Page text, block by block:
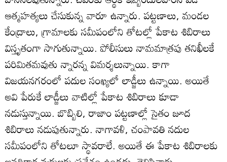
ఆత్మహత్యలు చేసుకున్న వారూ ఉన్నారు. పట్టణాలు, మండల
కేంద్రాలు, గ్రామాలకు సమీపంలోని తోటల్లో పేకాట శిబిరాలు
విస్తృతంగా సాగుతున్నాయి. పోలీసులు నామమాత్రపు తనిఖీలకే
పరిమితమవుతు న్నారన్న విమర్శలున్నాయి. కాగా
విజయనగరంలో పదుల సంఖ్యలో లాడ్జీలు ఉన్నాయి. అయితే
అవి పేరుకే లాడ్జీలు వాటిల్లో పేకాట శిబిరాలు కూడా
నడుస్తున్నాయి. బొబ్బిలి, రాజాం పట్టణాల్లో సైతం జూద
శిబిరాలు నడుపుతున్నారు. నాగావళి, చంపావతి నదుల
సమీపంలోని తోటలూ స్థావరాలే. అయితే ఈ పేకాట శిబిరాలకు